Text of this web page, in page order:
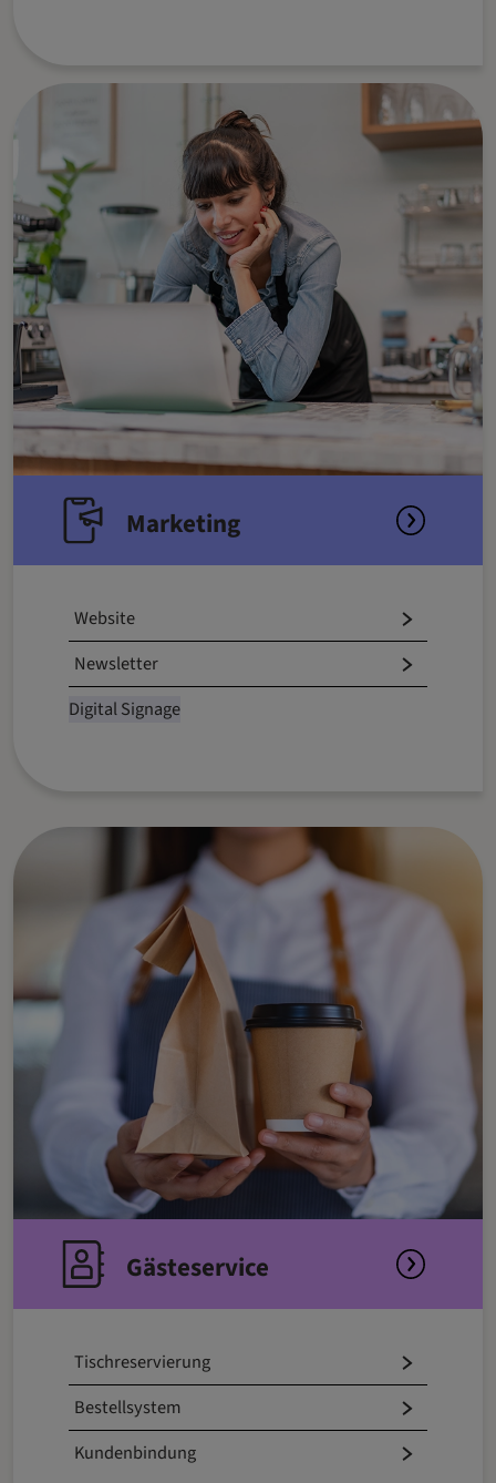
Marketing
Website
Newsletter
Digital Signage
Gästeservice
Tischreservierung
Bestellsystem
Kundenbindung